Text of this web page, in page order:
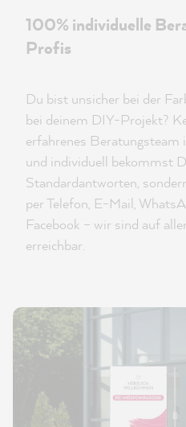
100% individuelle
Profis
Du bist unsicher bei der
bei deinem DIY-Projekt?
erfahrenes Beratungsteam
und individuell bekommst
Standardantworten,
per Telefon, E-Mail,
Facebook – wir sind auf
erreichbar.